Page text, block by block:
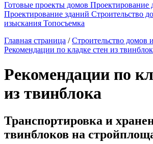
Готовые проекты домов Проектирование
Проектирование зданий Строительство
изыскания Топосъемка
Главная страница / Строительство домов
Рекомендации по кладке стен из
Рекомендации по
из твинблока
Транспортировка и
твинблоков на